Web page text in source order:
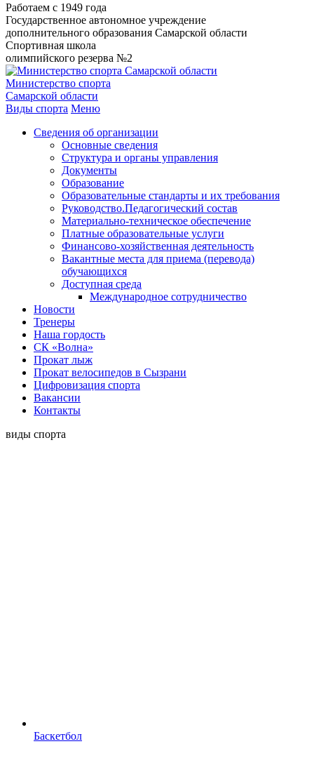
Работаем с 1949 года
Государственное автономное учреждение
дополнительного образования Самарской области
Спортивная школа
олимпийского резерва №2
Министерство спорта
Самарской области
Виды спорта Меню
Сведения об организации
Основные сведения
Структура и органы управления
Документы
Образование
Образовательные стандарты и их требования
Руководство.Педагогический состав
Материально-техническое обеспечение
Платные образовательные услуги
Финансово-хозяйственная деятельность
Вакантные места для приема (перевода)
обучающихся
Доступная среда
Международное сотрудничество
Новости
Тренеры
Наша гордость
СК «Волна»
Прокат лыж
Прокат велосипедов в Сызрани
Цифровизация спорта
Вакансии
Контакты
виды спорта
Баскетбол